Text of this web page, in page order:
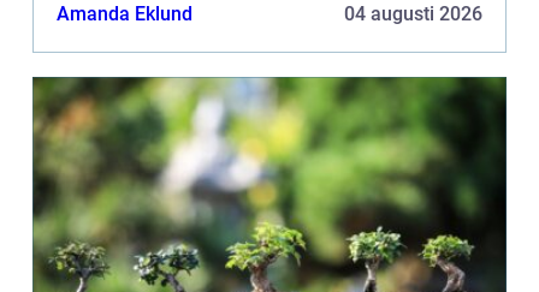
Amanda Eklund 04 augusti 2026